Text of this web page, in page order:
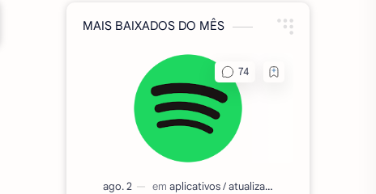
MAIS BAIXADOS DO MÊS